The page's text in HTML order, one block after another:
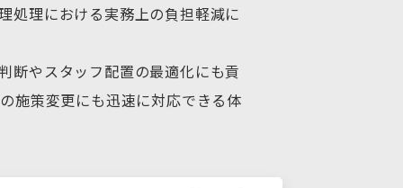
処理における実務上の負担軽減に
断やスタッフ配置の最適化にも貢
施策変更にも迅速に対応できる体